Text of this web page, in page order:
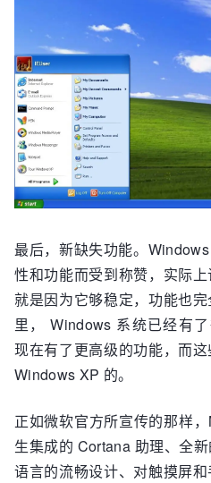
最后，新缺失功能。
性和功能而受到称赞，实际上
就是因为它够稳定，功能也
里， Windows 系统已经有
现在有了更高级的功能，而
Windows XP 的。
正如微软官方所宣传的那样
生集成的 Cortana 助理、全
语言的流畅设计、对触摸屏